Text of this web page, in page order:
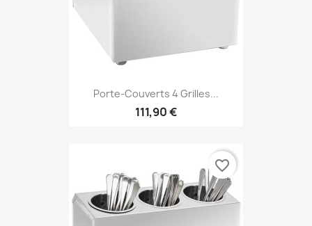
Porte-Couverts 4 Grilles...
111,90 €
favorite_border